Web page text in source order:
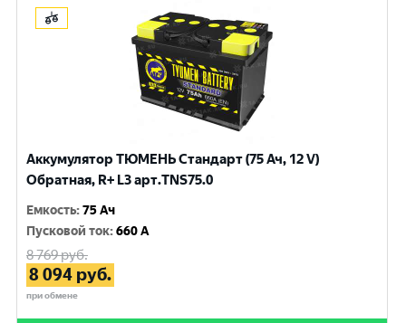
Аккумулятор ТЮМЕНЬ Стандарт (75 Ач, 12 V)
Обратная, R+ L3 арт.TNS75.0
Емкость:75 Ач
Пусковой ток:660 A
8 769руб.
8 094 руб.
при обмене